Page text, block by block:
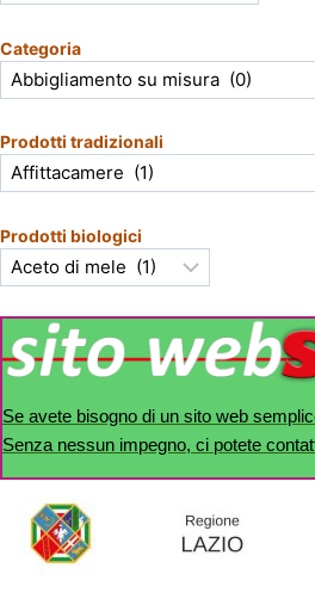
Categoria
Prodotti tradizionali
Prodotti biologici
Se avete bisogno di un sito web
Senza nessun impegno, ci potete